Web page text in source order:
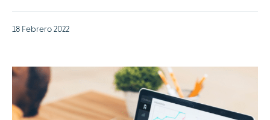
18 Febrero 2022